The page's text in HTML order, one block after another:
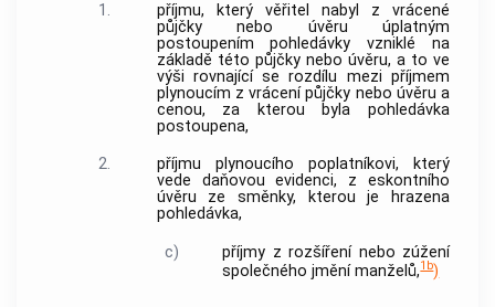
1.
příjmu, který věřitel nabyl z vrácené
půjčky nebo úvěru úplatným
postoupením pohledávky vzniklé na
základě této půjčky nebo úvěru, a to ve
výši rovnající se rozdílu mezi příjmem
plynoucím z vrácení půjčky nebo úvěru a
cenou, za kterou byla pohledávka
postoupena,
2.
příjmu plynoucího poplatníkovi, který
vede daňovou evidenci, z eskontního
úvěru ze směnky, kterou je hrazena
pohledávka,
c)
příjmy z rozšíření nebo zúžení
společného jmění manželů,1b)